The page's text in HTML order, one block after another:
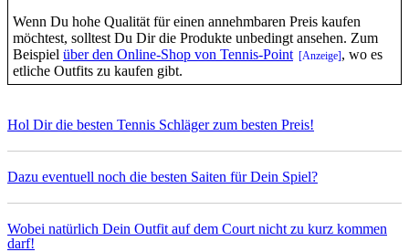
Wenn Du hohe Qualität für einen annehmbaren Preis kaufen
möchtest, solltest Du Dir die Produkte unbedingt ansehen. Zum
Beispiel über den Online-Shop von Tennis-Point
, wo es
etliche Outfits zu kaufen gibt.
Hol Dir die besten Tennis Schläger zum besten Preis!
Dazu eventuell noch die besten Saiten für Dein Spiel?
Wobei natürlich Dein Outfit auf dem Court nicht zu kurz kommen
darf!